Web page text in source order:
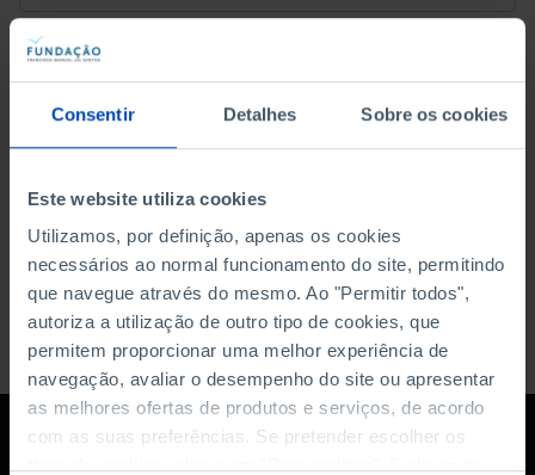
Consentir Detalhes Sobre os cookies
Este website utiliza cookies
Utilizamos, por definição, apenas os cookies
necessários ao normal funcionamento do site, permitindo
que navegue através do mesmo. Ao "Permitir todos",
autoriza a utilização de outro tipo de cookies, que
permitem proporcionar uma melhor experiência de
navegação, avaliar o desempenho do site ou apresentar
as melhores ofertas de produtos e serviços, de acordo
com as suas preferências. Se pretender escolher os
DATA DE INÍCIO
DATA DE FIM